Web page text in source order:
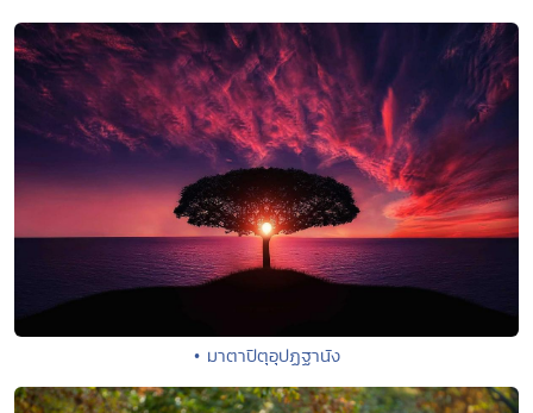
• มาตาปิตุอุปฏฐานัง